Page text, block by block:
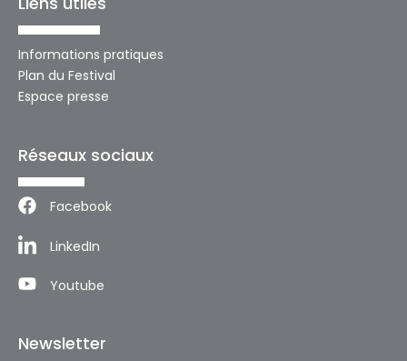
Informations pratiques
Plan du Festival
Espace presse
Réseaux sociaux
Facebook
LinkedIn
Youtube
Newsletter